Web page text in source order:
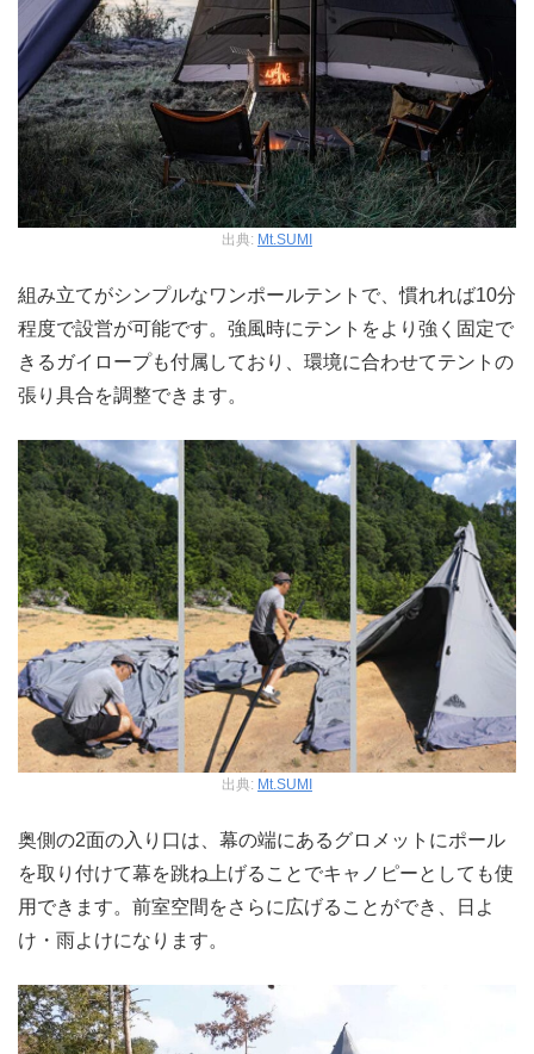
出典: Mt.SUMI
組み立てがシンプルなワンポールテントで、慣れれば10分
程度で設営が可能です。強風時にテントをより強く固定で
きるガイロープも付属しており、環境に合わせてテントの
張り具合を調整できます。
出典: Mt.SUMI
奥側の2面の入り口は、幕の端にあるグロメットにポール
を取り付けて幕を跳ね上げることでキャノピーとしても使
用できます。前室空間をさらに広げることができ、日よ
け・雨よけになります。